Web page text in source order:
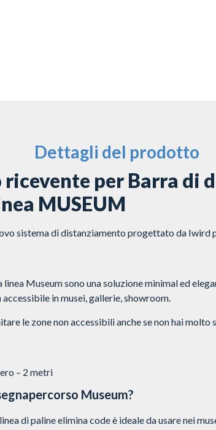
Dettagli del prodotto
per Barra di
MUSEUM
sistema di distanziamento progettato da Iwird
Museum sono una soluzione minimal ed
in musei, gallerie, showroom.
le zone non accessibili anche se non hai molto
– 2 metri
Museum?
di paline elimina code è ideale da usare nei